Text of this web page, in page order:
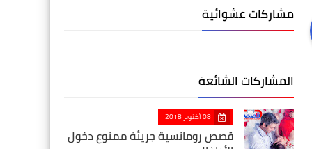
مشاركات عشوائية
المشاركات الشائعة
08 أكتوبر 2018
قصص رومانسية جريئة ممنوع دخول